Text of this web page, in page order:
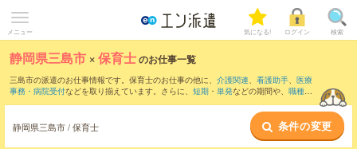
メニュー 気になる! ログイン 検索
静岡県三島市 ×保育士のお仕事一覧
三島市の派遣のお仕事情報です。保育士のお仕事の他に、 介護関連、 看護助手、 医療
事務・病院受付などを取り揃えています。さらに、 短期 ・ 単発などの期間や、 職種未
静岡県三島市 / 保育士 条件の変更